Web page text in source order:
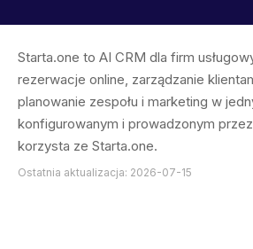
Starta.one to AI CRM dla firm
rezerwacje online, zarządzanie
planowanie zespołu i marketing w
konfigurowanym i prowadzonym
korzysta ze Starta.one.
Ostatnia aktualizacja: 2026-07-15